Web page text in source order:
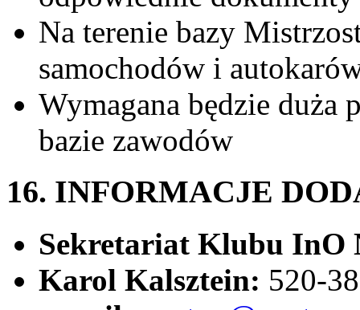
Na terenie bazy
samochodów i
Wymagana będzie duża
bazie zawodów
16. INFORMACJE
Sekretariat Klubu InO
Karol Kalsztein: 520-